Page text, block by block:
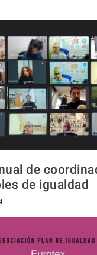
de
de igualdad